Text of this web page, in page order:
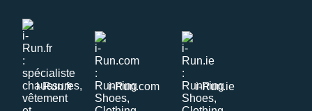
i-Run.fr i-Run.com i-Run.ie